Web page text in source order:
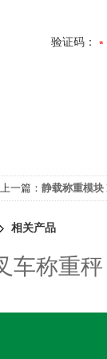
验证码：
上一篇： 静载称重模块
相关产品
车称重秤